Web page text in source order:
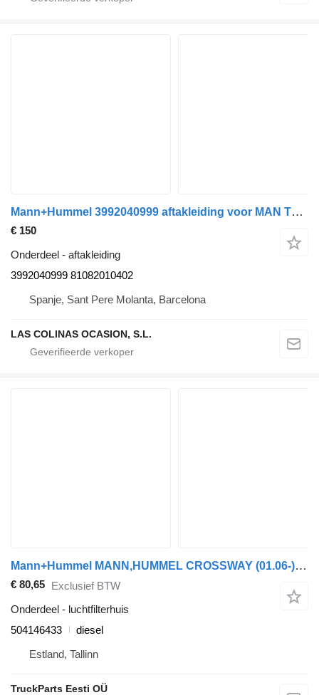
Mann+Hummel 3992040999 aftakleiding voor MAN TGA vrachtwagen
€ 150
Onderdeel - aftakleiding
3992040999 81082010402
Spanje, Sant Pere Molanta, Barcelona
LAS COLINAS OCASION, S.L.
Mann+Hummel MANN,HUMMEL CROSSWAY (01.06-) 504146433 luchtfilterhuis voor Irisbus Arway, Crossway, Crealis, Magelys, Proway, Daily Tourys (2006-)
€ 80,65 Exclusief BTW
Onderdeel - luchtfilterhuis
504146433
diesel
Estland, Tallinn
TruckParts Eesti OÜ